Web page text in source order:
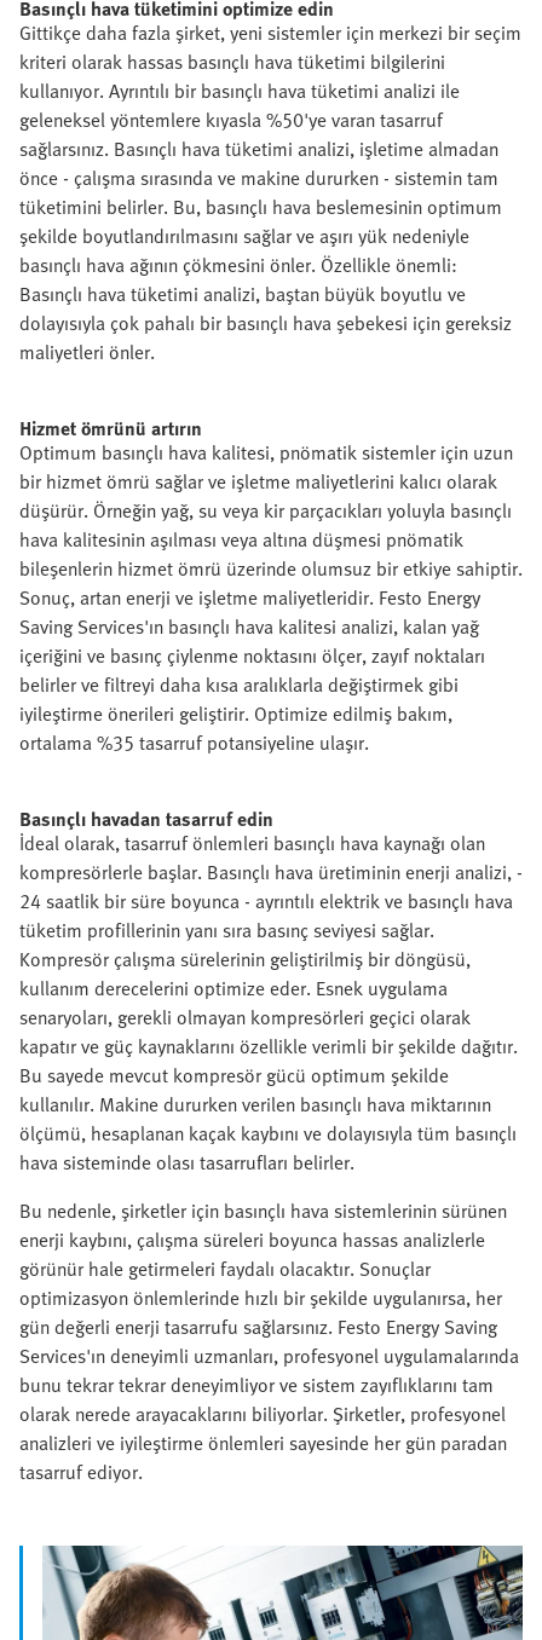
Basınçlı hava tüketimini optimize edin
Gittikçe daha fazla şirket, yeni sistemler için merkezi bir seçim
kriteri olarak hassas basınçlı hava tüketimi bilgilerini
kullanıyor. Ayrıntılı bir basınçlı hava tüketimi analizi ile
geleneksel yöntemlere kıyasla %50'ye varan tasarruf
sağlarsınız. Basınçlı hava tüketimi analizi, işletime almadan
önce - çalışma sırasında ve makine dururken - sistemin tam
tüketimini belirler. Bu, basınçlı hava beslemesinin optimum
şekilde boyutlandırılmasını sağlar ve aşırı yük nedeniyle
basınçlı hava ağının çökmesini önler. Özellikle önemli:
Basınçlı hava tüketimi analizi, baştan büyük boyutlu ve
dolayısıyla çok pahalı bir basınçlı hava şebekesi için gereksiz
maliyetleri önler.
Hizmet ömrünü artırın
Optimum basınçlı hava kalitesi, pnömatik sistemler için uzun
bir hizmet ömrü sağlar ve işletme maliyetlerini kalıcı olarak
düşürür. Örneğin yağ, su veya kir parçacıkları yoluyla basınçlı
hava kalitesinin aşılması veya altına düşmesi pnömatik
bileşenlerin hizmet ömrü üzerinde olumsuz bir etkiye sahiptir.
Sonuç, artan enerji ve işletme maliyetleridir. Festo Energy
Saving Services'ın basınçlı hava kalitesi analizi, kalan yağ
içeriğini ve basınç çiylenme noktasını ölçer, zayıf noktaları
belirler ve filtreyi daha kısa aralıklarla değiştirmek gibi
iyileştirme önerileri geliştirir. Optimize edilmiş bakım,
ortalama %35 tasarruf potansiyeline ulaşır.
Basınçlı havadan tasarruf edin
İdeal olarak, tasarruf önlemleri basınçlı hava kaynağı olan
kompresörlerle başlar. Basınçlı hava üretiminin enerji analizi, -
24 saatlik bir süre boyunca - ayrıntılı elektrik ve basınçlı hava
tüketim profillerinin yanı sıra basınç seviyesi sağlar.
Kompresör çalışma sürelerinin geliştirilmiş bir döngüsü,
kullanım derecelerini optimize eder. Esnek uygulama
senaryoları, gerekli olmayan kompresörleri geçici olarak
kapatır ve güç kaynaklarını özellikle verimli bir şekilde dağıtır.
Bu sayede mevcut kompresör gücü optimum şekilde
kullanılır. Makine dururken verilen basınçlı hava miktarının
ölçümü, hesaplanan kaçak kaybını ve dolayısıyla tüm basınçlı
hava sisteminde olası tasarrufları belirler.
Bu nedenle, şirketler için basınçlı hava sistemlerinin sürünen
enerji kaybını, çalışma süreleri boyunca hassas analizlerle
görünür hale getirmeleri faydalı olacaktır. Sonuçlar
optimizasyon önlemlerinde hızlı bir şekilde uygulanırsa, her
gün değerli enerji tasarrufu sağlarsınız. Festo Energy Saving
Services'ın deneyimli uzmanları, profesyonel uygulamalarında
bunu tekrar tekrar deneyimliyor ve sistem zayıflıklarını tam
olarak nerede arayacaklarını biliyorlar. Şirketler, profesyonel
analizleri ve iyileştirme önlemleri sayesinde her gün paradan
tasarruf ediyor.